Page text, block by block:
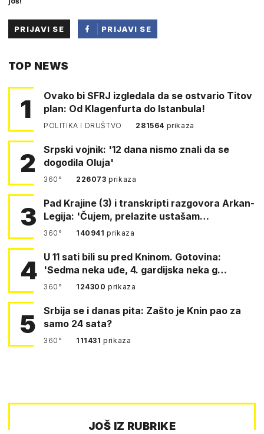
PRIJAVI SE
PRIJAVI SE
TOP NEWS
1
Ovako bi SFRJ izgledala da se ostvario Titov
plan: Od Klagenfurta do Istanbula!
POLITIKA I DRUŠTVO 281564 prikaza
2
Srpski vojnik: '12 dana nismo znali da se
dogodila Oluja'
360° 226073prikaza
3
Pad Krajine (3) i transkripti razgovora Arkan-
Legija: 'Čujem, prelazite ustašam…
360° 140941prikaza
4 U 11 sati bili su pred Kninom. Gotovina:
'Sedma neka uđe, 4. gardijska neka g…
360° 124300prikaza
5
Srbija se i danas pita: Zašto je Knin pao za
samo 24 sata?
360° 111431prikaza
JOŠ IZ RUBRIKE